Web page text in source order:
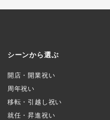
シーンから選ぶ
開店・開業祝い
周年祝い
移転・引越し祝い
就任・昇進祝い